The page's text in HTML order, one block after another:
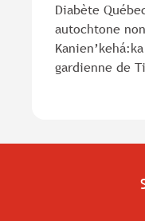
Diabète
autochtone
gardienne de